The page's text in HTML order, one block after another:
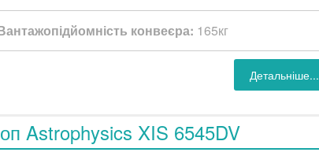
конвеєра: 165кг
Детальніше...
Astrophysics XIS 6545DV